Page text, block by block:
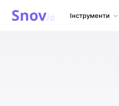
Інструменти